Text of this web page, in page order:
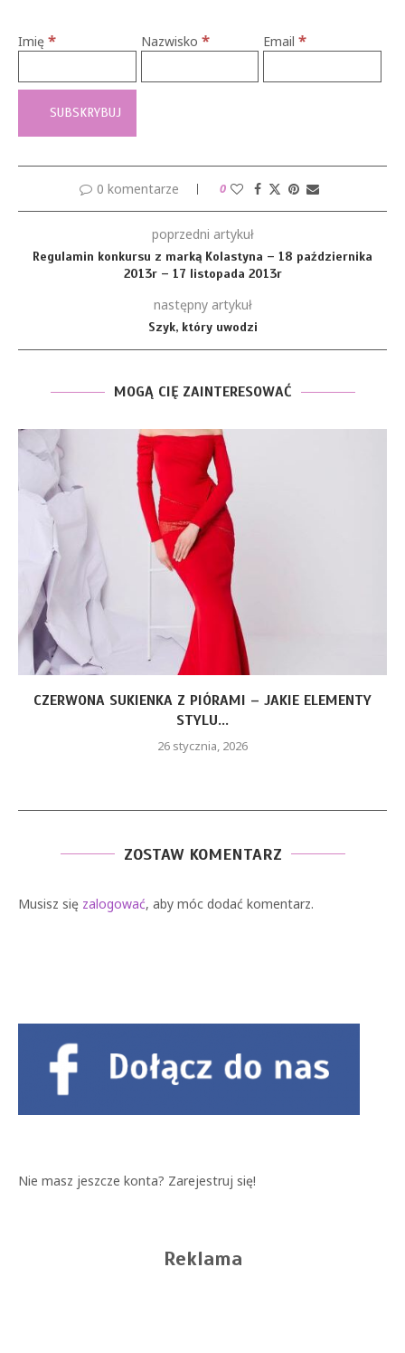
Imię * Nazwisko * Email*
0 komentarze 0
poprzedni artykuł
Regulamin konkursu z marką Kolastyna – 18 października
2013r – 17 listopada 2013r
następny artykuł
Szyk, który uwodzi
MOGĄ CIĘ ZAINTERESOWAĆ
CZERWONA SUKIENKA Z PIÓRAMI – JAKIE ELEMENTY
STYLU...
26 stycznia, 2026
ZOSTAW KOMENTARZ
Musisz się zalogować, aby móc dodać komentarz.
Nie masz jeszcze konta? Zarejestruj się!
Reklama